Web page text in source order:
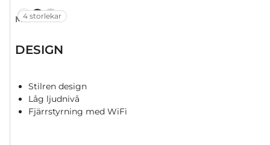
4 storlekar
MSZ-EF
DESIGN
Stilren design
Låg ljudnivå
Fjärrstyrning med WiFi